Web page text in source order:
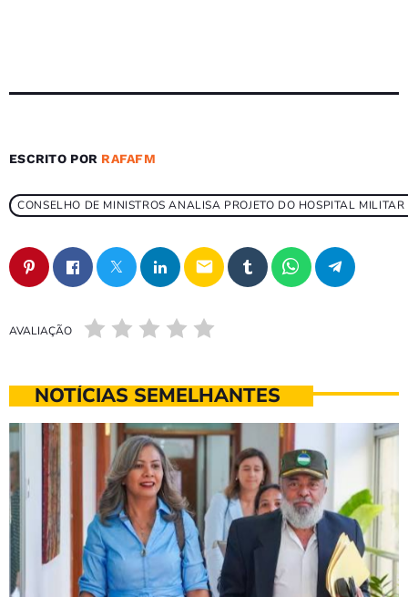
ESCRITO POR RAFAFM
CONSELHO DE MINISTROS ANALISA PROJETO DO HOSPITAL
email
AVALIAÇÃO
NOTÍCIAS SEMELHANTES